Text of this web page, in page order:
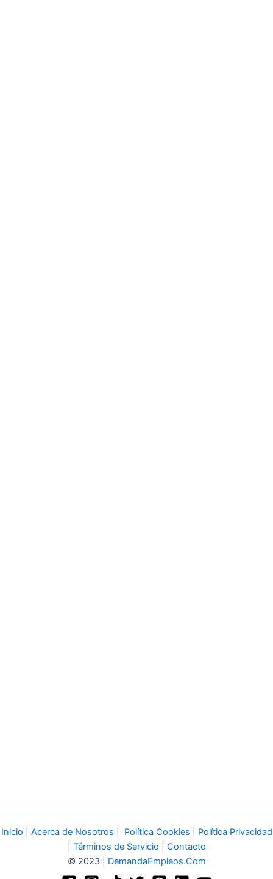
Inicio Acerca de Nosotros Política Cookies
Política Privacidad
Términos de Servicio
Contacto
© 2023 | DemandaEmpleos.Com